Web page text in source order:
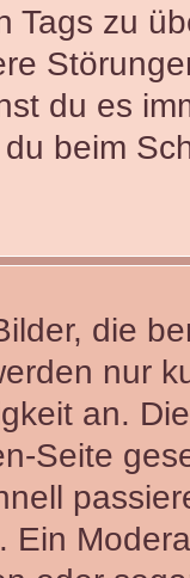
Tags zu
du es
beim
die
nur
an.
Seite
Ein